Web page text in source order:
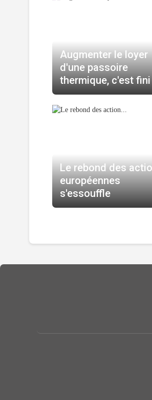
Augmenter le loyer
d'une passoire
thermique, c'est fini
Le rebond des
européennes
s'essouffle